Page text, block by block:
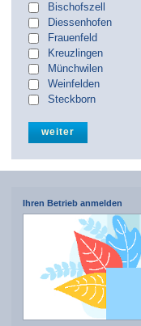
Anderes Land
Bischofszell
Diessenhofen
Frauenfeld
Kreuzlingen
Münchwilen
Weinfelden
Steckborn
Ihren Betrieb anmelden